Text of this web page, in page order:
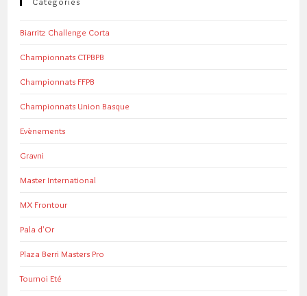
Biarritz Challenge Corta
Championnats CTPBPB
Championnats FFPB
Championnats Union Basque
Evènements
Gravni
Master International
MX Frontour
Pala d'Or
Plaza Berri Masters Pro
Tournoi Eté